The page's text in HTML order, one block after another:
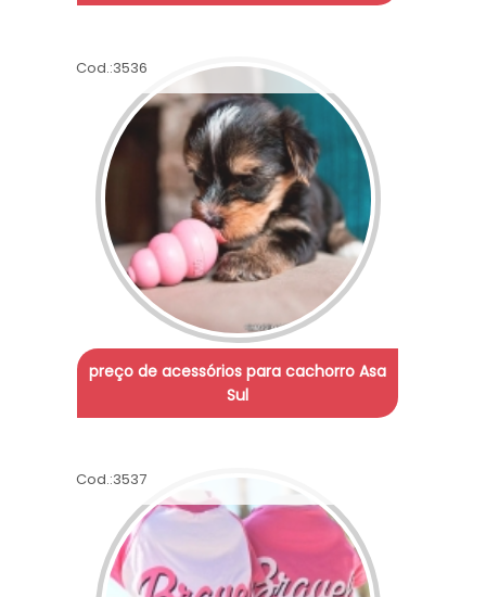
Cod.:3536
preço de acessórios para cachorro Asa
Sul
Cod.:3537